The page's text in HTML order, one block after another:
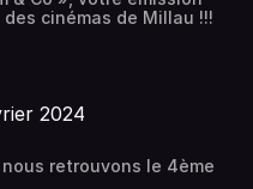
cinémas de Millau !!!
2024
retrouvons le 4ème